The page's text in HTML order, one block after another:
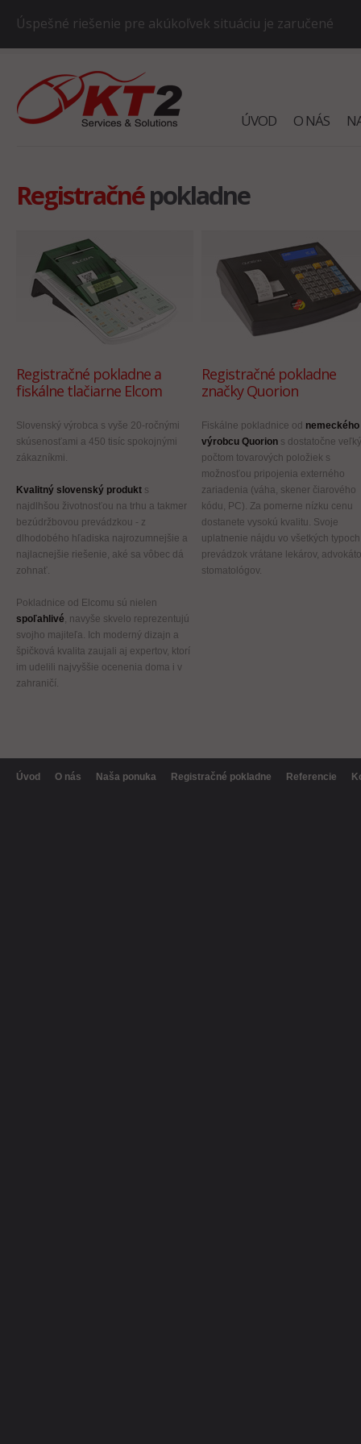
Úspešné riešenie pre akúkoľvek situáciu je zaručené
ÚVOD O NÁS
Registračnépokladne
Registračné pokladne a
fiskálne tlačiarne Elcom
Slovenský výrobca s vyše 20-ročnými
skúsenosťami a 450 tisíc spokojnými
zákazníkmi.
Kvalitný slovenský produkt s
najdlhšou životnosťou na trhu a takmer
bezúdržbovou prevádzkou - z
dlhodobého hľadiska najrozumnejšie a
najlacnejšie riešenie, aké sa vôbec dá
zohnať.
Pokladnice od Elcomu sú nielen
spoľahlivé, navyše skvelo reprezentujú
svojho majiteľa. Ich moderný dizajn a
špičková kvalita zaujali aj expertov, ktorí
im udelili najvyššie ocenenia doma i v
zahraničí.
Registračné pokladne
značky Quorion
Fiskálne pokladnice od nemeckého
výrobcu Quorion s dostatočne
počtom tovarových položiek s
možnosťou pripojenia externého
zariadenia (váha, skener čiarového
kódu, PC). Za pomerne nízku cenu
dostanete vysokú kvalitu. Svoje
uplatnenie nájdu vo všetkých typoch
prevádzok vrátane lekárov,
stomatológov.
Úvod O nás Naša ponuka Registračné pokladne Referencie